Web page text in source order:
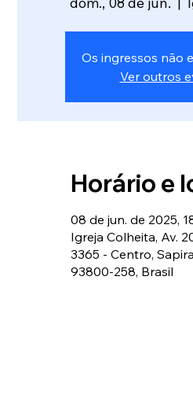
Os ingressos não
Ver outros
Horário e
08 de jun. de 2025,
Igreja Colheita, Av.
3365 - Centro,
93800-258, Brasil